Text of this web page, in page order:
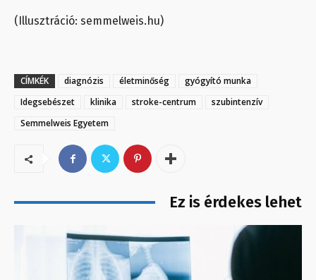
(Illusztráció: semmelweis.hu)
CÍMKÉK diagnózis életminőség
gyógyító munka
Idegsebészet
klinika stroke-centrum
szubintenzív
Semmelweis Egyetem
Ez is érdekes lehet